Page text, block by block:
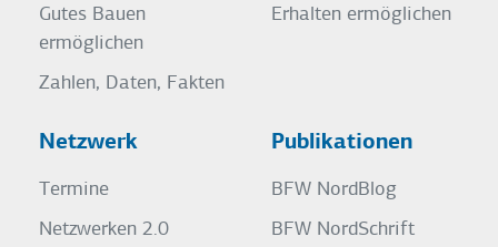
Gutes Bauen
ermöglichen
Zahlen, Daten, Fakten
Erhalten ermöglichen
Netzwerk
Termine
Netzwerken 2.0
Publikationen
BFW NordBlog
BFW NordSchrift